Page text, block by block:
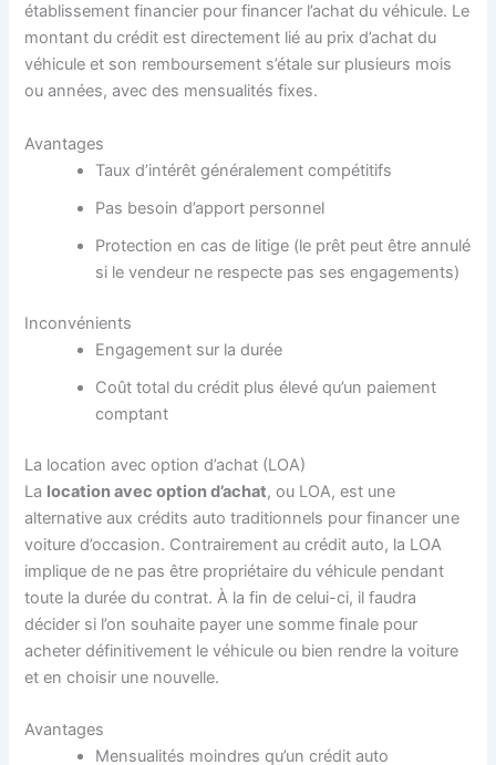
établissement financier pour financer l’achat du véhicule. Le
montant du crédit est directement lié au prix d’achat du
véhicule et son remboursement s’étale sur plusieurs mois
ou années, avec des mensualités fixes.
Avantages
Taux d’intérêt généralement compétitifs
Pas besoin d’apport personnel
Protection en cas de litige (le prêt peut être annulé
si le vendeur ne respecte pas ses engagements)
Inconvénients
Engagement sur la durée
Coût total du crédit plus élevé qu’un paiement
comptant
La location avec option d’achat (LOA)
La location avec option d’achat, ou LOA, est une
alternative aux crédits auto traditionnels pour financer une
voiture d’occasion. Contrairement au crédit auto, la LOA
implique de ne pas être propriétaire du véhicule pendant
toute la durée du contrat. À la fin de celui-ci, il faudra
décider si l’on souhaite payer une somme finale pour
acheter définitivement le véhicule ou bien rendre la voiture
et en choisir une nouvelle.
Avantages
Mensualités moindres qu’un crédit auto